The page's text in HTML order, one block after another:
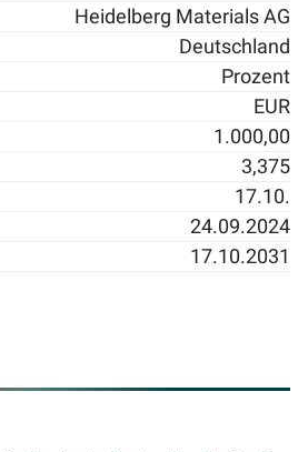
Heidelberg Materials AG
Deutschland
Prozent
EUR
1.000,00
3,375
17.10.
24.09.2024
17.10.2031